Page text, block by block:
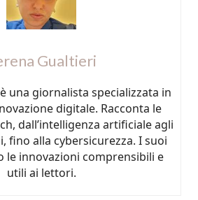
Gualtieri
una giornalista specializzata in
digitale. Racconta le
dall’intelligenza artificiale agli
fino alla cybersicurezza. I suoi
le innovazioni comprensibili e
utili ai lettori.